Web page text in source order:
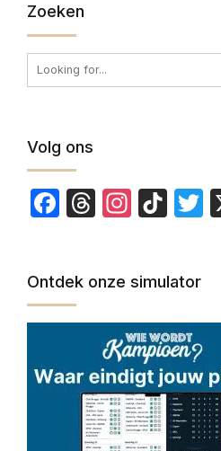
Zoeken
Volg ons
Facebook
Threads
Ontdek onze simulator